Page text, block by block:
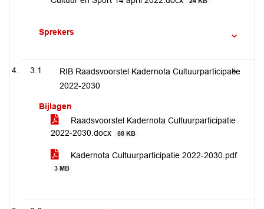
Sprekers
3.1
RIB Raadsvoorstel Kadernota Cultuurparticipatie
2022-2030
Bijlagen
Raadsvoorstel Kadernota Cultuurparticipatie
2022-2030.docx
88 KB
Kadernota Cultuurparticipatie 2022-2030.pdf
3 MB